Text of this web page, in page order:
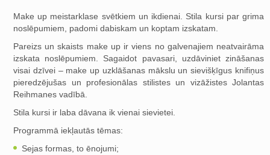
Make up meistarklase svētkiem un ikdienai. Stila kursi par grima
noslēpumiem, padomi dabiskam un koptam izskatam.
Pareizs un skaists make up ir viens no galvenajiem neatvairāma
izskata noslēpumiem. Sagaidot pavasari, uzdāviniet zināšanas
visai dzīvei – make up uzklāšanas mākslu un sievišķīgus knifiņus
pieredzējušas un profesionālas stilistes un vizāžistes Jolantas
Reihmanes vadībā.
Stila kursi ir laba dāvana ik vienai sievietei.
Programmā iekļautās tēmas:
Sejas formas, to ēnojumi;